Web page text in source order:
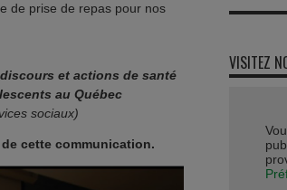
de prise de repas pour nos
et actions de santé
au Québec
sociaux)
cette communication.
VISITEZ